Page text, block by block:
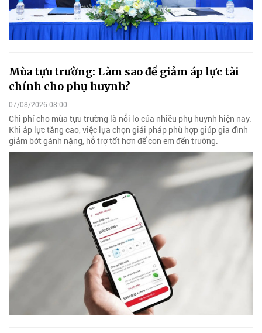
Mùa tựu trường: Làm sao để giảm áp lực tài
chính cho phụ huynh?
07/08/2026 08:00
Chi phí cho mùa tựu trường là nỗi lo của nhiều phụ huynh hiện nay.
Khi áp lực tăng cao, việc lựa chọn giải pháp phù hợp giúp gia đình
giảm bớt gánh nặng, hỗ trợ tốt hơn để con em đến trường.